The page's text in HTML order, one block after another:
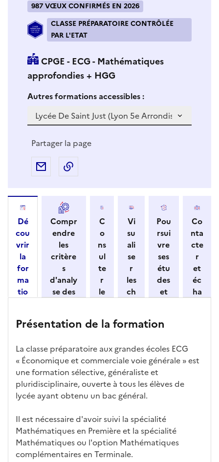
987 VŒUX CONFIRMÉS EN 2026
CLASSE PRÉPARATOIRE CONTRÔLÉE
PAR L'ETAT
CPGE - ECG - Mathématiques
approfondies + HGG
Si vous sélectionnez une formation dans la zone
Autres formations accessibles :S
v
z
n
e
o
r
m
a
t
o
n
d
Partager la page
Partager par e-mail
Dé
cou
vrir
la
for
ma
tio
ses
act
éris
tiq
ues
Compr
endre
les
critère
s
d'analy
se des
par
ssemen
t
C
o
ns
ul
te
r
le
o
ali
té
s
d
e
a
n
di
d
Vi
su
ali
se
r
les
ch
s
ac
cè
s à
la
fo
ati
on
Pou
rsui
vre
ses
étu
des
et
re
dé
bo
uch
és
Co
nta
cte
r
et
éc
ha
abl
Présentation de la formation
La classe préparatoire aux grandes écoles ECG
« Économique et commerciale voie générale » est
une formation sélective, généraliste et
pluridisciplinaire, ouverte à tous les élèves de
lycée ayant obtenu un bac général.
Il est nécessaire d'avoir suivi la spécialité
Mathématiques en Première et la spécialité
Mathématiques ou l'option Mathématiques
complémentaires en Terminale.